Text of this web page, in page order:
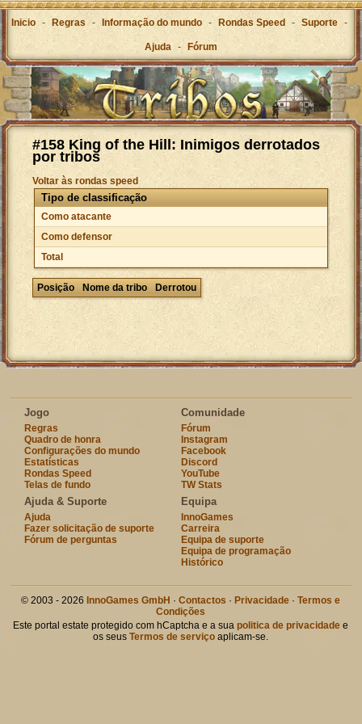
Inicio - Regras - Informação do mundo - Rondas Speed - Suporte -
Ajuda - Fórum
#158 King of the Hill: Inimigos derrotados
por tribos
Voltar às rondas speed
Tipo de classificação
Como atacante
Como defensor
Total
Posição Nome da tribo Derrotou
Jogo
Regras
Quadro de honra
Configurações do mundo
Estatísticas
Rondas Speed
Telas de fundo
Comunidade
Fórum
Instagram
Facebook
Discord
YouTube
TW Stats
Ajuda & Suporte
Ajuda
Fazer solicitação de suporte
Fórum de perguntas
Equipa
InnoGames
Carreira
Equipa de suporte
Equipa de programação
Histórico
© 2003 - 2026 InnoGames GmbH ·Contactos · Privacidade ·Termos e
Condições
Este portal estate protegido com hCaptcha e a suapolitica de privacidade e
os seusTermos de serviço aplicam-se.